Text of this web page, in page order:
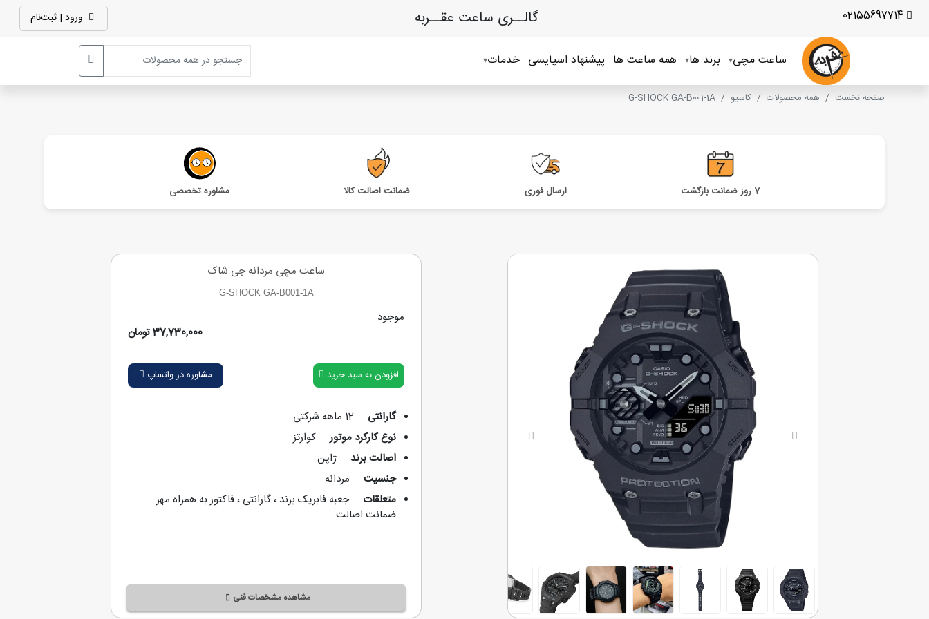
گالــری ساعت عقــربه ورود | ثبت‌نام
ساعت مچی برند ها همه ساعت ها پیشنهاد اسپایسی خدمات
صفحه نخست همه محصولات کاسیو G-SHOCK GA-B001-1A
7 روز ضمانت بازگشت ارسال فوری ضمانت اصالت کالا مشاوره تخصصی
Previous
Next
ساعت مچی مردانه جی شاک
G-SHOCK GA-B001-1A
موجود
37,730,000 تومان
افزودن به سبد خرید مشاوره در واتساپ
گارانتی
12 ماهه شرکتی
نوع کارکرد موتور
کوارتز
اصالت برند
ژاپن
جنسیت
مردانه
متعلقات
جعبه فابریک برند ، گارانتی ، فاکتور به همراه مهر
ضمانت اصالت
مشاهده مشخصات فنی